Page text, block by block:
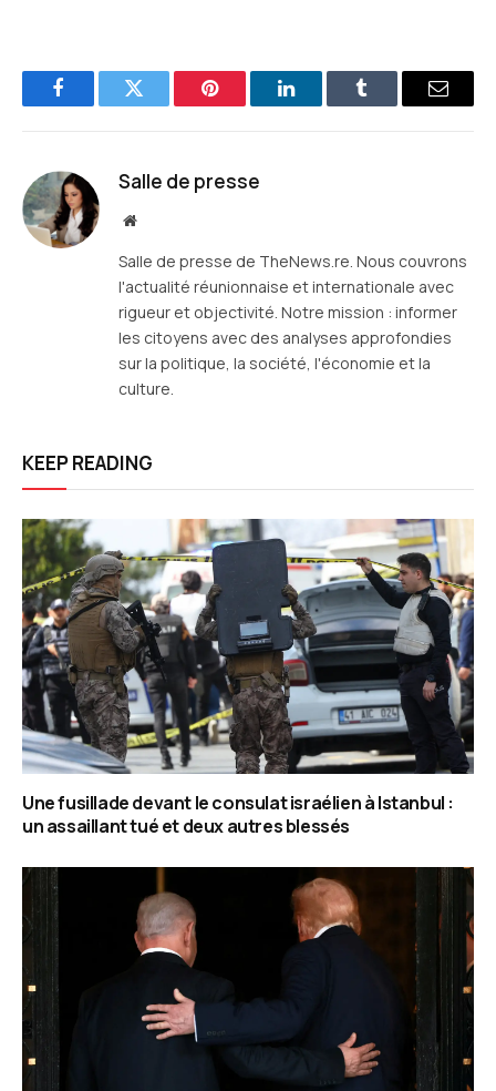
FacebookTwitter Pinterest LinkedInTumblr
E-
Salle de presse
Site
Salle de presse de TheNews.re. Nous couvrons
l'actualité réunionnaise et internationale avec
rigueur et objectivité. Notre mission : informer
les citoyens avec des analyses approfondies
sur la politique, la société, l'économie et la
culture.
KEEP READING
Une fusillade devant le consulat israélien à Istanbul :
un assaillant tué et deux autres blessés